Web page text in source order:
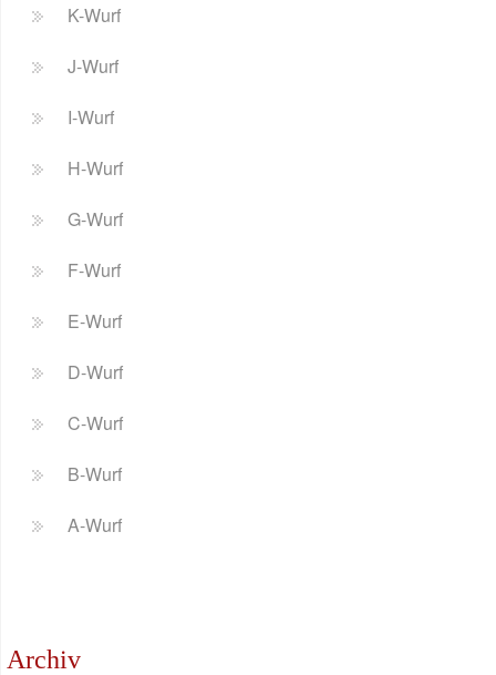
K-Wurf
J-Wurf
I-Wurf
H-Wurf
G-Wurf
F-Wurf
E-Wurf
D-Wurf
C-Wurf
B-Wurf
A-Wurf
Archiv